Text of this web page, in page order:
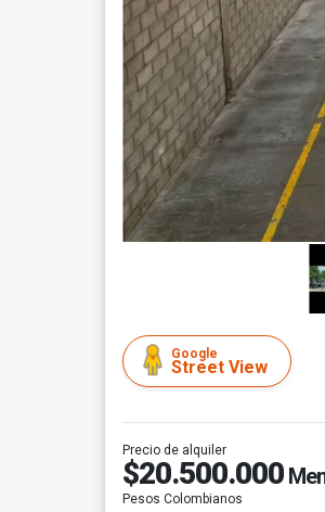
Google
Street View
Precio de alquiler
$20.500.000
Pesos Colombianos